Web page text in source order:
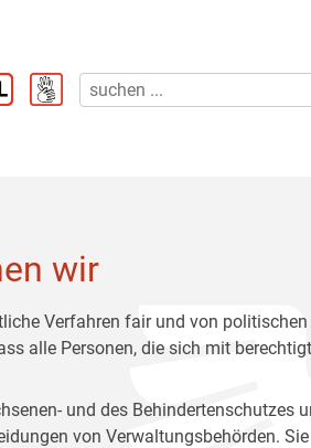
wir
Verfahren fair und von
alle Personen, die sich mit
und des Behindertenschutzes
von Verwaltungsbehörden. Sie